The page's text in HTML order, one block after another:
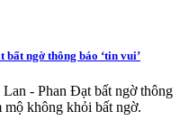
ngờ thông báo ‘tin vui’
- Phan Đạt bất ngờ thông
không khỏi bất ngờ.